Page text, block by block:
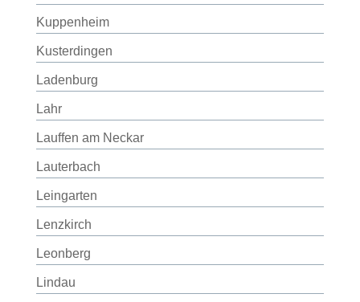
Kuppenheim
Kusterdingen
Ladenburg
Lahr
Lauffen am Neckar
Lauterbach
Leingarten
Lenzkirch
Leonberg
Lindau